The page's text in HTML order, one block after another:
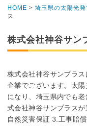
HOME > 埼玉県の太陽光
ス
株式会社神谷サン
株式会社神谷サンプラ
企業でございます。太
になり、埼玉県内でも
式会社神谷サンプラス
自然災害保証 3.工事賠